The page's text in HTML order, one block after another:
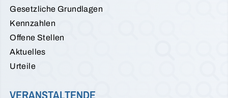
Gesetzliche Grundlagen
Kennzahlen
Offene Stellen
Aktuelles
Urteile